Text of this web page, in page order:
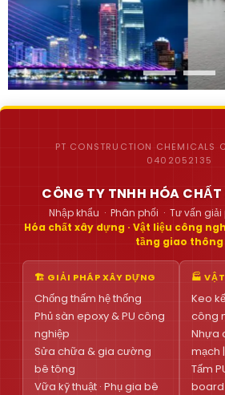
PT CONSTRUCTION CHEMICALS
0402052135
CÔNG TY TNHH HÓA CHẤT
Nhập khẩu · Phân phối · Tư vấn
Hóa chất xây dựng · Vật liệu công
tầng giao thông
🏗 GIẢI PHÁP XÂY DỰNG
Chống thấm hệ thống
Phủ sàn epoxy & PU công
nghiệp
Sửa chữa & gia cường
bê tông
Vữa kỹ thuật · Phụ gia bê
🏭
Keo
công
Nhựa
mạch
Tấm
board